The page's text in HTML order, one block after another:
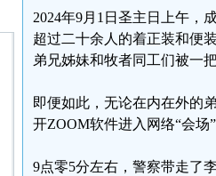
2024年9月1日圣主日上午，
超过二十余人的着正装和便
弟兄姊妹和牧者同工们被一
即便如此，无论在内在外的
开ZOOM软件进入网络“会
9点零5分左右，警察带走了